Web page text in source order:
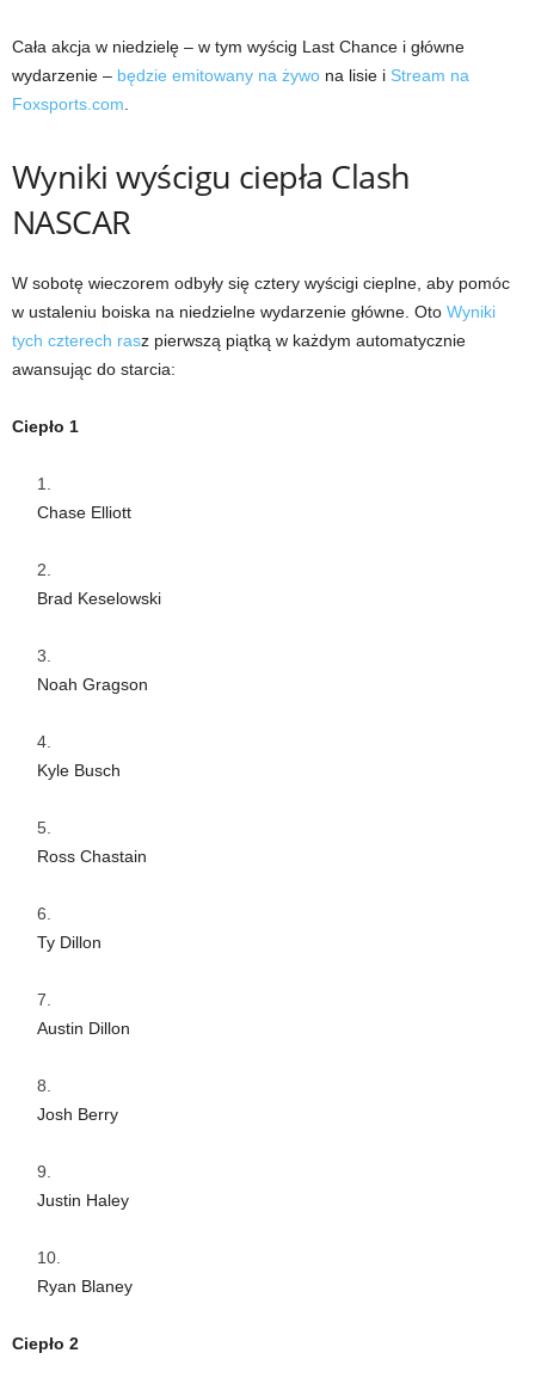
Cała akcja w niedzielę – w tym wyścig Last Chance i główne
wydarzenie – będzie emitowany na żywo na lisie i Stream na
Foxsports.com
Wyniki wyścigu ciepła Clash
NASCAR
W sobotę wieczorem odbyły się cztery wyścigi cieplne, aby pomóc
w ustaleniu boiska na niedzielne wydarzenie główne. Oto Wyniki
tych czterech rasz pierwszą piątką w każdym automatycznie
awansując do starcia:
Ciepło 1
Chase Elliott
Brad Keselowski
Noah Gragson
Kyle Busch
Ross Chastain
Ty Dillon
Austin Dillon
Josh Berry
Justin Haley
Ryan Blaney
Ciepło 2